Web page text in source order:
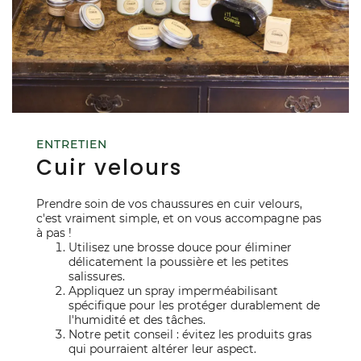
ENTRETIEN
Cuir velours
Prendre soin de vos chaussures en cuir velours,
c'est vraiment simple, et on vous accompagne pas
à pas !
Utilisez une brosse douce pour éliminer
délicatement la poussière et les petites
salissures.
Appliquez un spray imperméabilisant
spécifique pour les protéger durablement de
l'humidité et des tâches.
Notre petit conseil : évitez les produits gras
qui pourraient altérer leur aspect.